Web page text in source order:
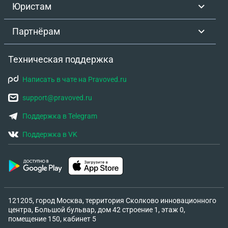
Юристам
Партнёрам
Техническая поддержка
Написать в чате на Pravoved.ru
support@pravoved.ru
Поддержка в Telegram
Поддержка в VK
121205, город Москва, территория Сколково инновационного
центра, Большой бульвар, дом 42 строение 1, этаж 0,
помещение 150, кабинет 5